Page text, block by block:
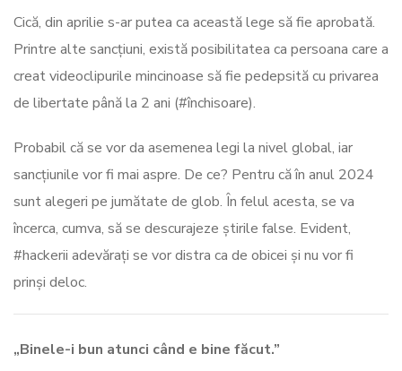
Cică, din aprilie s-ar putea ca această lege să fie aprobată.
Printre alte sancțiuni, există posibilitatea ca persoana care a
creat videoclipurile mincinoase să fie pedepsită cu privarea
de libertate până la 2 ani (#închisoare).
Probabil că se vor da asemenea legi la nivel global, iar
sancțiunile vor fi mai aspre. De ce? Pentru că în anul 2024
sunt alegeri pe jumătate de glob. În felul acesta, se va
încerca, cumva, să se descurajeze știrile false. Evident,
#hackerii adevărați se vor distra ca de obicei și nu vor fi
prinși deloc.
„Binele-i bun atunci când e bine făcut.”